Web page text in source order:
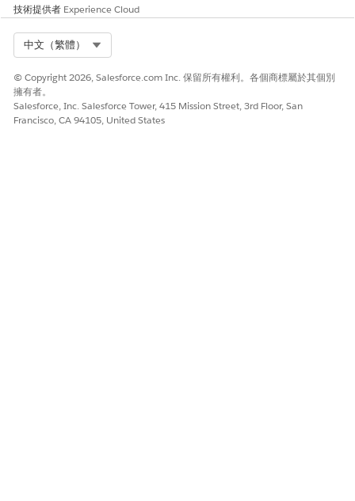
技術提供者 Experience Cloud
中文（繁體）
© Copyright 2026, Salesforce.com Inc. 保留所有權利。各個商標屬於其個別
擁有者。
Salesforce, Inc. Salesforce Tower, 415 Mission Street, 3rd Floor, San
Francisco, CA 94105, United States